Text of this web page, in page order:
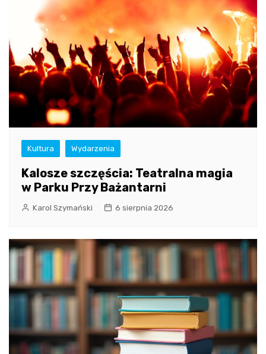
Kultura Wydarzenia
Kalosze szczęścia: Teatralna magia
w Parku Przy Bażantarni
Karol Szymański 6 sierpnia 2026